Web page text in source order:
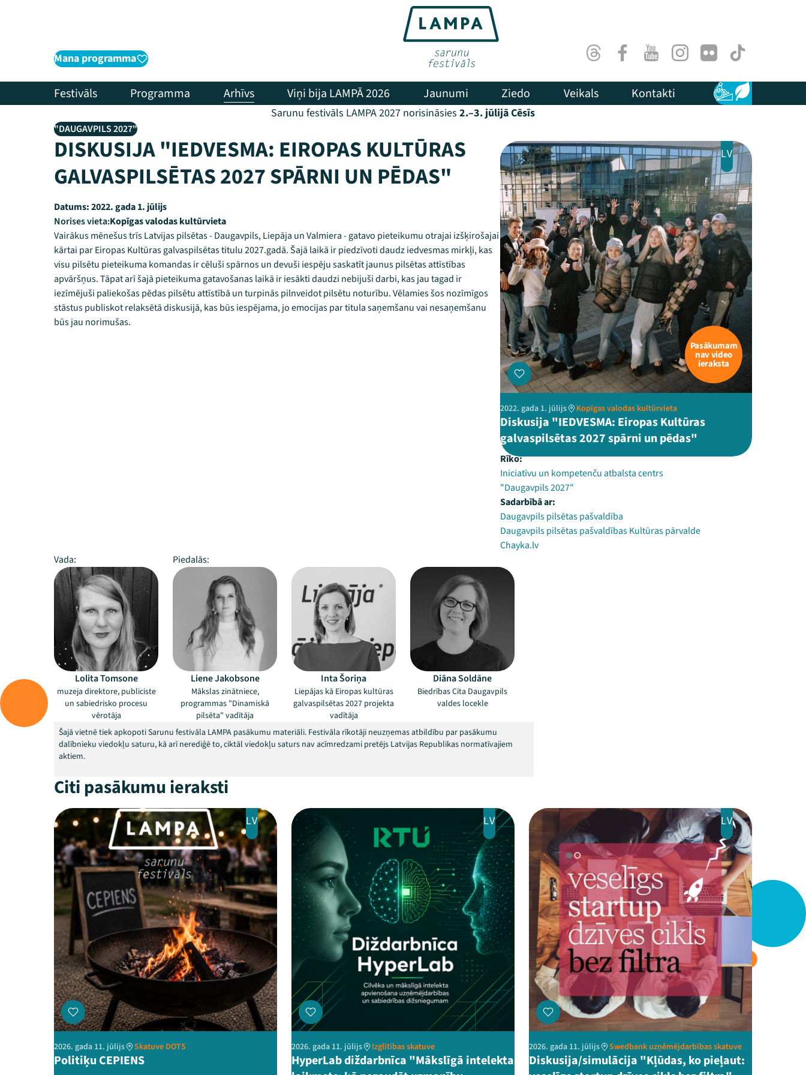
Mana programma ThreadsFacebookYoutubeInstagram
Flick TikTok
Festivāls Programma Arhīvs Viņi bija LAMPĀ 2026 Jaunumi Ziedo Veikals Kontakti Pieejamība
Ilgtspēja
Sarunu festivāls LAMPA 2027 norisināsies 2.–3. jūlijā Cēsīs
"DAUGAVPILS 2027"
DISKUSIJA "IEDVESMA: EIROPAS KULTŪRAS
GALVASPILSĒTAS 2027 SPĀRNI UN PĒDAS"
Datums:2022. gada 1. jūlijs
Norises vieta:Kopīgas valodas kultūrvieta
Vairākus mēnešus trīs Latvijas pilsētas - Daugavpils, Liepāja un Valmiera - gatavo pieteikumu otrajai izšķirošajai
kārtai par Eiropas Kultūras galvaspilsētas titulu 2027.gadā. Šajā laikā ir piedzīvoti daudz iedvesmas mirkļi, kas
visu pilsētu pieteikuma komandas ir cēluši spārnos un devuši iespēju saskatīt jaunus pilsētas attīstības
apvāršņus. Tāpat arī šajā pieteikuma gatavošanas laikā ir iesākti daudzi nebijuši darbi, kas jau tagad ir
iezīmējuši paliekošas pēdas pilsētu attīstībā un turpinās pilnveidot pilsētu noturību. Vēlamies šos nozīmīgos
stāstus publiskot relaksētā diskusijā, kas būs iespējama, jo emocijas par titula saņemšanu vai nesaņemšanu
būs jau norimušas.
LV
Pasākumam
nav video
ieraksta
2022. gada 1. jūlijs Kopīgas valodas kultūrvieta
Diskusija "IEDVESMA: Eiropas Kultūras
galvaspilsētas 2027 spārni un pēdas"
Rīko:
Iniciatīvu un kompetenču atbalsta centrs
"Daugavpils 2027"
Sadarbībā ar:
Daugavpils pilsētas pašvaldība
Daugavpils pilsētas pašvaldības Kultūras pārvalde
Chayka.lv
Vada:
Piedalās:
Lolita Tomsone
muzeja direktore, publiciste
un sabiedrisko procesu
vērotāja
Liene Jakobsone
Mākslas zinātniece,
programmas "Dinamiskā
pilsēta" vadītāja
Inta Šoriņa
Liepājas kā Eiropas kultūras
galvaspilsētas 2027 projekta
vadītāja
Diāna Soldāne
Biedrības Cita Daugavpils
valdes locekle
Šajā vietnē tiek apkopoti Sarunu festivāla LAMPA pasākumu materiāli. Festivāla rīkotāji neuzņemas atbildību par pasākumu
dalībnieku viedokļu saturu, kā arī nerediģē to, ciktāl viedokļu saturs nav acīmredzami pretējs Latvijas Republikas normatīvajiem
aktiem.
Citi pasākumu ieraksti
LV
2026. gada 11. jūlijs Skatuve DOTS
Politiķu CEPIENS
LV
2026. gada 11. jūlijs Izglītības skatuve
HyperLab diždarbnīca "Mākslīgā intelekta
LV
2026. gada 11. jūlijs Swedbank uzņēmējdarbības skatuve
Diskusija/simulācija "Kļūdas, ko pieļaut: